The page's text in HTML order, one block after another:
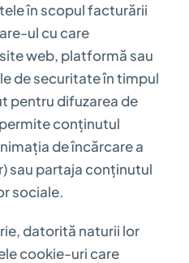
în scopul facturării
ul cu care
web, platformă sau
de securitate în timpul
pentru difuzarea de
conținutul
de încărcare a
sau partaja conținutul
sociale.
datorită naturii lor
cookie-uri care